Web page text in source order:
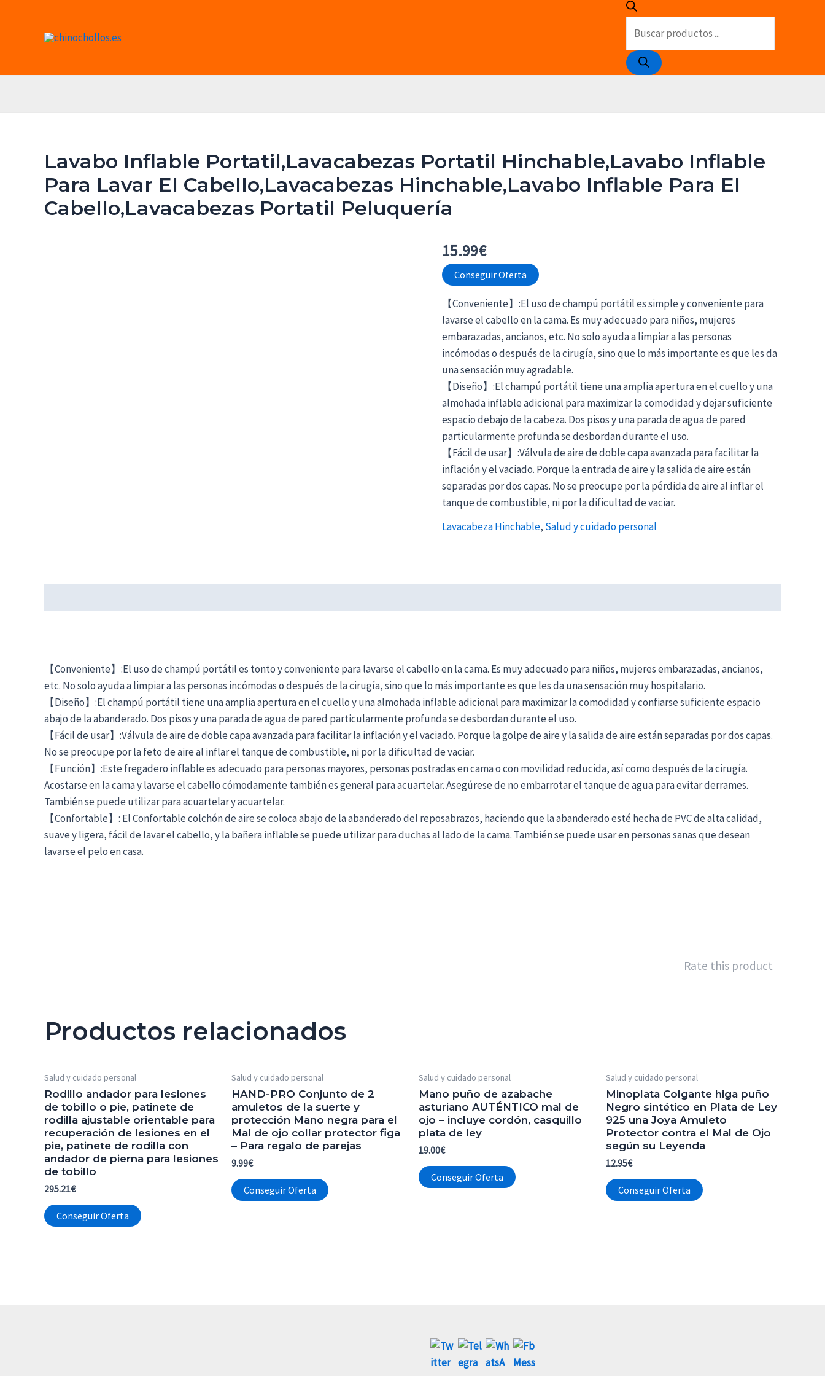
contenido
de
productos
Lavabo Inflable Portatil,Lavacabezas Portatil Hinchable,Lavabo Inflable
Para Lavar El Cabello,Lavacabezas Hinchable,Lavabo Inflable Para El
Cabello,Lavacabezas Portatil Peluquería
15.99€
Conseguir Oferta
【Conveniente】:El uso de champú portátil es simple y conveniente para
lavarse el cabello en la cama. Es muy adecuado para niños, mujeres
embarazadas, ancianos, etc. No solo ayuda a limpiar a las personas
incómodas o después de la cirugía, sino que lo más importante es que les da
una sensación muy agradable.
【Diseño】:El champú portátil tiene una amplia apertura en el cuello y una
almohada inflable adicional para maximizar la comodidad y dejar suficiente
espacio debajo de la cabeza. Dos pisos y una parada de agua de pared
particularmente profunda se desbordan durante el uso.
【Fácil de usar】:Válvula de aire de doble capa avanzada para facilitar la
inflación y el vaciado. Porque la entrada de aire y la salida de aire están
separadas por dos capas. No se preocupe por la pérdida de aire al inflar el
tanque de combustible, ni por la dificultad de vaciar.
Lavacabeza Hinchable, Salud y cuidado personal
【Conveniente】:El uso de champú portátil es tonto y conveniente para lavarse el cabello en la cama. Es muy adecuado para niños, mujeres embarazadas, ancianos,
etc. No solo ayuda a limpiar a las personas incómodas o después de la cirugía, sino que lo más importante es que les da una sensación muy hospitalario.
【Diseño】:El champú portátil tiene una amplia apertura en el cuello y una almohada inflable adicional para maximizar la comodidad y confiarse suficiente espacio
abajo de la abanderado. Dos pisos y una parada de agua de pared particularmente profunda se desbordan durante el uso.
【Fácil de usar】:Válvula de aire de doble capa avanzada para facilitar la inflación y el vaciado. Porque la golpe de aire y la salida de aire están separadas por dos capas.
No se preocupe por la feto de aire al inflar el tanque de combustible, ni por la dificultad de vaciar.
【Función】:Este fregadero inflable es adecuado para personas mayores, personas postradas en cama o con movilidad reducida, así como después de la cirugía.
Acostarse en la cama y lavarse el cabello cómodamente también es general para acuartelar. Asegúrese de no embarrotar el tanque de agua para evitar derrames.
También se puede utilizar para acuartelar y acuartelar.
【Confortable】: El Confortable colchón de aire se coloca abajo de la abanderado del reposabrazos, haciendo que la abanderado esté hecha de PVC de alta calidad,
suave y ligera, fácil de lavar el cabello, y la bañera inflable se puede utilizar para duchas al lado de la cama. También se puede usar en personas sanas que desean
lavarse el pelo en casa.
Rate this product
Productos relacionados
Salud y cuidado personal
Rodillo andador para lesiones
de tobillo o pie, patinete de
rodilla ajustable orientable para
recuperación de lesiones en el
pie, patinete de rodilla con
andador de pierna para lesiones
de tobillo
295.21€
Conseguir Oferta
Salud y cuidado personal
HAND-PRO Conjunto de 2
amuletos de la suerte y
protección Mano negra para el
Mal de ojo collar protector figa
– Para regalo de parejas
9.99€
Conseguir Oferta
Salud y cuidado personal
Mano puño de azabache
asturiano AUTÉNTICO mal de
ojo – incluye cordón, casquillo
plata de ley
19.00€
Conseguir Oferta
Salud y cuidado personal
Minoplata Colgante higa puño
Negro sintético en Plata de Ley
925 una Joya Amuleto
Protector contra el Mal de Ojo
según su Leyenda
12.95€
Conseguir Oferta